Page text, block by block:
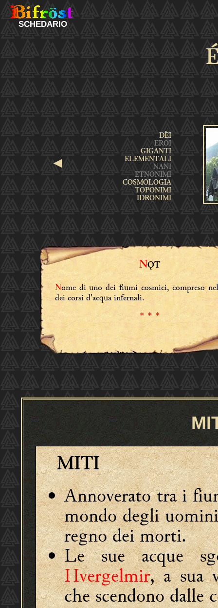
SCHEDARIO
◄
NǪT
Nome di uno dei fiumi cosmici, compreso
dei corsi d'acqua infernali.
* * *
MITI
Annoverato tra i
mondo degli
regno dei morti.
Le sue acque
Hvergelmir, a sua
che scendono dalle